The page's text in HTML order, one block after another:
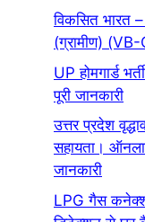
विकसित भारत
(ग्रामीण)
UP होमगार्ड
पूरी जानकारी
उत्तर प्रदेश
सहायता।
जानकारी
LPG गैस